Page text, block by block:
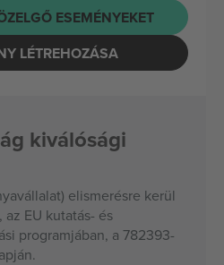
ESEMÉNYEKET
LÉTREHOZÁSA
kiválósági
elismerésre kerül
EU kutatás- és
programjában, a 782393-